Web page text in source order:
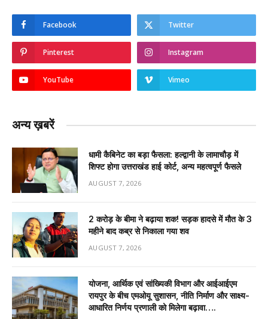
Facebook Twitter
Pinterest Instagram
YouTube Vimeo
अन्य ख़बरें
धामी कैबिनेट का बड़ा फैसला: हल्द्वानी के लामाचौड़ में
शिफ्ट होगा उत्तराखंड हाई कोर्ट, अन्य महत्वपूर्ण फैसले
AUGUST 7, 2026
2 करोड़ के बीमा ने बढ़ाया शक! सड़क हादसे में मौत के 3
महीने बाद कब्र से निकाला गया शव
AUGUST 7, 2026
योजना, आर्थिक एवं सांख्यिकी विभाग और आईआईएम
रायपुर के बीच एमओयू सुशासन, नीति निर्माण और साक्ष्य-
आधारित निर्णय प्रणाली को मिलेगा बढ़ावा….